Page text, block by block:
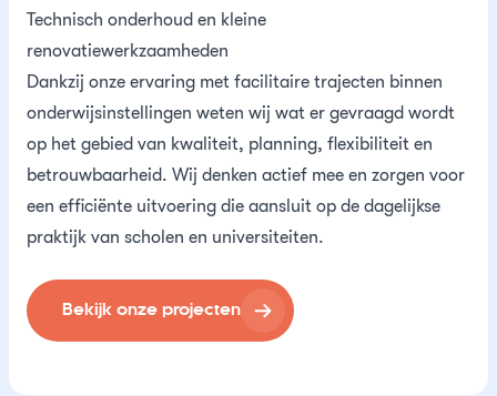
Technisch onderhoud en kleine
renovatiewerkzaamheden
Dankzij onze ervaring met facilitaire trajecten binnen
onderwijsinstellingen weten wij wat er gevraagd wordt
op het gebied van kwaliteit, planning, flexibiliteit en
betrouwbaarheid. Wij denken actief mee en zorgen voor
een efficiënte uitvoering die aansluit op de dagelijkse
praktijk van scholen en universiteiten.
Bekijk onze projecten